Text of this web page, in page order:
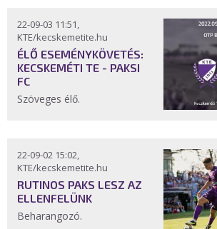
22-09-03 11:51,
KTE/kecskemetite.hu
ÉLŐ ESEMÉNYKÖVETÉS:
KECSKEMÉTI TE - PAKSI
FC
Szöveges élő.
22-09-02 15:02,
KTE/kecskemetite.hu
RUTINOS PAKS LESZ AZ
ELLENFELÜNK
Beharangozó.